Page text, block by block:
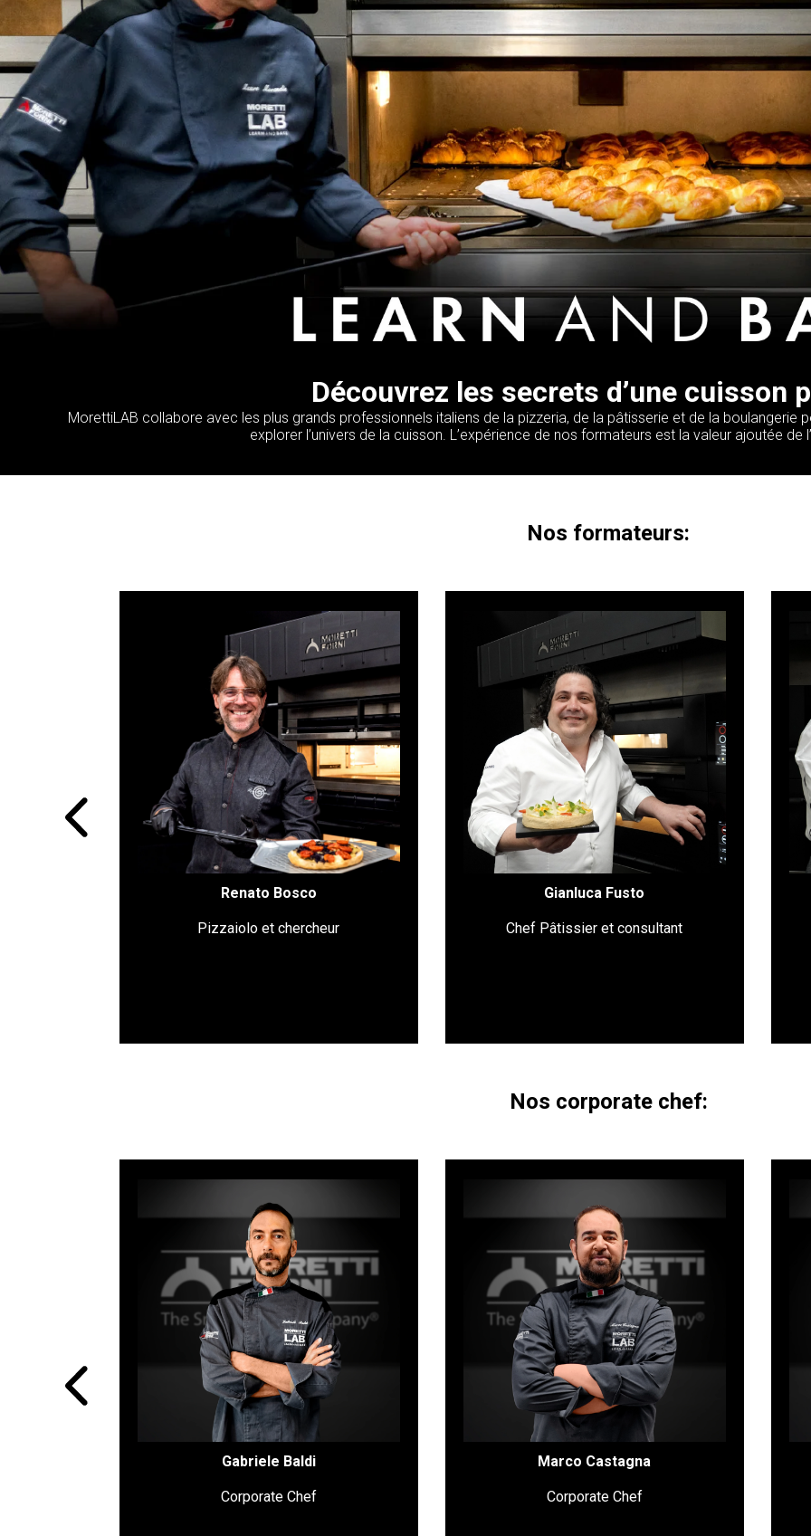
Découvrez les secrets d’une cuisson
MorettiLAB collabore avec les plus grands professionnels italiens de la pizzeria, de la pâtisserie et de la
explorer l’univers de la cuisson. L’expérience de nos formateurs est la valeur ajoutée de
Nos formateurs:
Renato Bosco
Pizzaiolo et chercheur
On l’appelle le “Pizza Chercheur”,
l’expérimentateur par excellence de
l’univers de la pizza dans ses
différentes nuances. L’expérience de
Renato Bosco passe par des produits,
techniques et cuissons. Il expérimente
sans cesse de nouvelles pâtes et
levures : Renato recherche constamment
de nouvelles structures et consistances ;
apporter l’innovation dans l’univers de la
pizza, telle est sa mission. Dans ses
établissements, on peut aujourd'hui
déguster jusqu’a 7 types de pâtes
différents, un parcours de dégustation
qui n’avait jamais existé auparavant dans
le monde de la pizza.
Gianluca Fusto
Chef Pâtissier et consultant
Il a été le premier pâtissier étranger à
accéder à l’Ecole du Grand Chocolat
Valrhona, en 2003, alors qu’il n’avait que
28 ans : là, il a travaillé aux côtés de
chimistes, physiciens et ingénieurs
alimentaires, en acquérant une approche
méthodique du dessert, qui est l’un de
ses traits distinctifs. Si ses créations
parlent de la France et racontent un
monde (sucré), elles sont toutefois le
fruit d’une approche toute personnelle et
italienne. Aujourd'hui, Gianluca est à tout
titre l’un des plus grands représentants
de la haute pâtisserie en Italie et pas
seulement. Pour son atelier à Milan,
Fusto a choisi les fours Moretti.
Nos corporate chef:
Gabriele Baldi
Corporate Chef
les aspects techniques de ses passions.
Il a abordé l’univers des produits au
levain il y a une dizaine d’années, en
commençant à les étudier et à se
concentrer sur le pain produit avec de la
levure-mère. Il rêve de lancer une activité
liée à l’univers de la boulangerie, et pour
poursuivre ce rêve, il se lance dans une
formation auprès de grands Chefs du
secteur.
Marco Castagna
Corporate Chef
allemande et apporte avec lui une double
expérience, en tant que chef de secteur
et chef cuisinier, cette dernière ayant été
acquise dans le domaine de la
restauration en Italie, en tant que chef
boulanger à Rome au restaurant
Metamorfosi, et à l'étranger, après avoir
travaillé plusieurs années en Allemagne.